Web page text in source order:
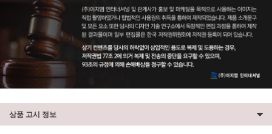
상품 고시 정보